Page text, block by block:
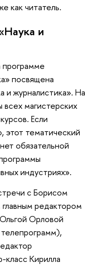
как читатель.
и
программе
посвящена
и журналистика». На
всех магистерских
Если
этот тематический
обязательной
индустриях».
с Борисом
редактором
Орловой
Кирилла